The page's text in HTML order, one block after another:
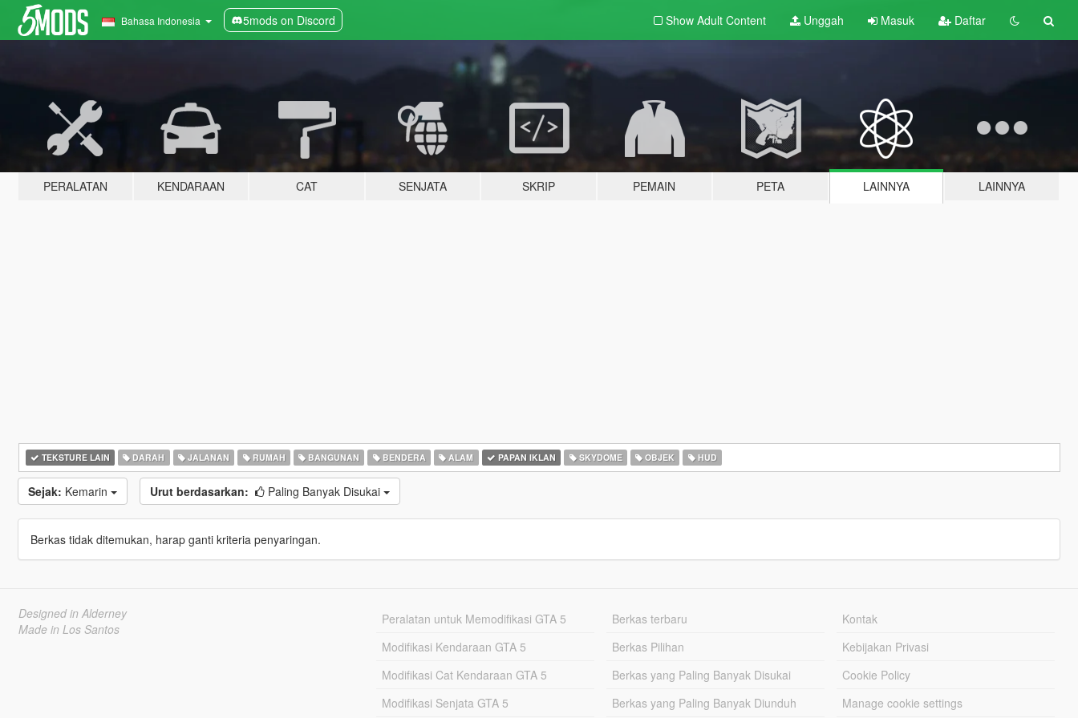
Bahasa Indonesia 5mods on Discord Show Adult Content Unggah Masuk Daftar
PERALATAN KENDARAAN CAT SENJATA SKRIP PEMAIN PETA LAINNYA LAINNYA
TEKSTURE LAIN DARAH JALANAN RUMAH BANGUNAN BENDERA ALAM PAPAN IKLAN SKYDOME OBJEK HUD
Sejak: Kemarin Urut berdasarkan: Paling Banyak Disukai
Berkas tidak ditemukan, harap ganti kriteria penyaringan.
Designed in Alderney
Made in Los Santos
Peralatan untuk Memodifikasi GTA 5
Modifikasi Kendaraan GTA 5
Modifikasi Cat Kendaraan GTA 5
Modifikasi Senjata GTA 5
Berkas terbaru
Berkas Pilihan
Berkas yang Paling Banyak Disukai
Berkas yang Paling Banyak Diunduh
Kontak
Kebijakan Privasi
Cookie Policy
Manage cookie settings